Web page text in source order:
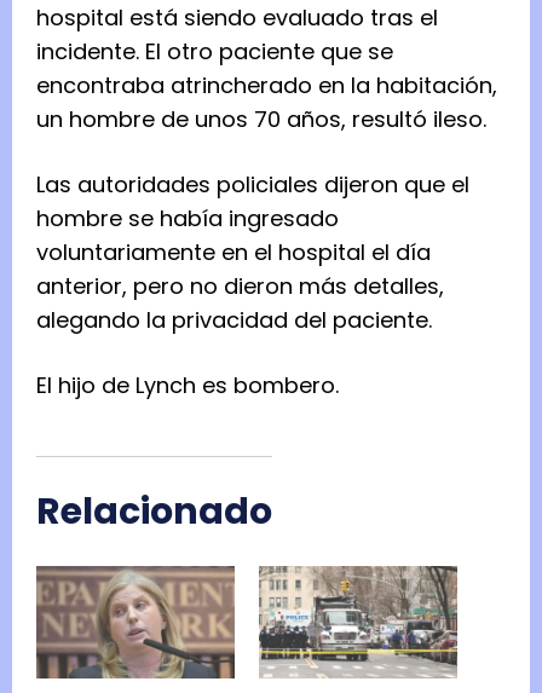
hospital está siendo evaluado tras el
incidente. El otro paciente que se
encontraba atrincherado en la habitación,
un hombre de unos 70 años, resultó ileso.
Las autoridades policiales dijeron que el
hombre se había ingresado
voluntariamente en el hospital el día
anterior, pero no dieron más detalles,
alegando la privacidad del paciente.
El hijo de Lynch es bombero.
Relacionado